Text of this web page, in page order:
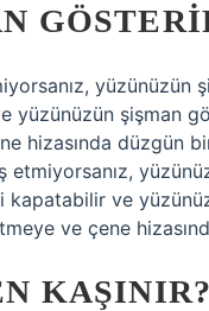
şişman
hizasında düzgün
etmiyorsanız,
ve
ve çene
KAŞINIR?